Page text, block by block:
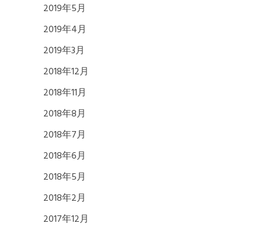
2019年5月
2019年4月
2019年3月
2018年12月
2018年11月
2018年8月
2018年7月
2018年6月
2018年5月
2018年2月
2017年12月